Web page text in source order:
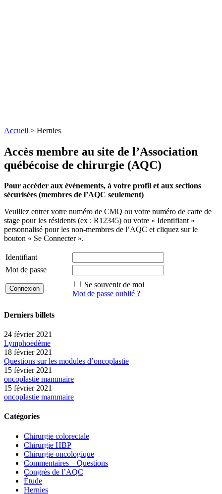
Accueil > Hernies
Accès membre au site de l’Association
québécoise de chirurgie (AQC)
Pour accéder aux événements, à votre profil et aux sections
sécurisées (membres de l’AQC seulement)
Veuillez entrer votre numéro de CMQ ou votre numéro de carte de
stage pour les résidents (ex : R12345) ou votre « Identifiant »
personnalisé pour les non-membres de l’AQC et cliquez sur le
bouton « Se Connecter ».
Identifiant
Mot de passe
Se souvenir de moi
Mot de passe oublié ?
Derniers billets
24 février 2021
Lymphoedème
18 février 2021
Questions sur les modules d’oncoplastie
15 février 2021
oncoplastie mammaire
15 février 2021
oncoplastie mammaire
Catégories
Chirurgie colorectale
Chirurgie HBP
Chirurgie oncologique
Commentaires – Questions
Congrès de l’AQC
Étude
Hernies